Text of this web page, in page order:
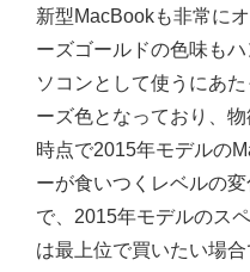
新型MacBookも非常に
ーズゴールドの色味も
ソコンとして使うにあ
ーズ色となっており、
時点で2015年モデルの
ーが食いつくレベルの
で、2015年モデルのス
は最上位で買いたい場